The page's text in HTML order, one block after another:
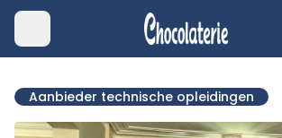
Aanbieder technische opleidingen